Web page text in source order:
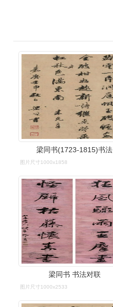
梁同书(1723-1815)书法
图片尺寸1000x1858
梁同书 书法对联
图片尺寸1000x2533